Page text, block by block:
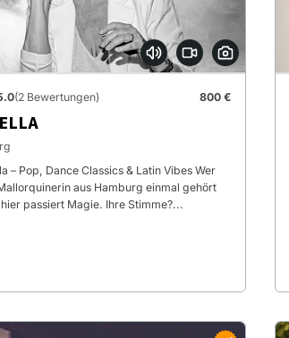
(2 Bewertungen) 800 €
– Pop, Dance Classics & Latin Vibes Wer
aus Hamburg einmal gehört
passiert Magie. Ihre Stimme?...